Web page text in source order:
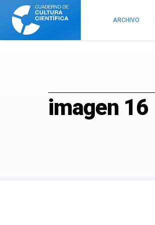
Cuaderno
Cultura
Científica
ARCHIVO
imagen 16